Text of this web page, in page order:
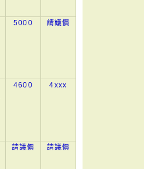
5000 請議價
4600 4xxx
請議價 請議價